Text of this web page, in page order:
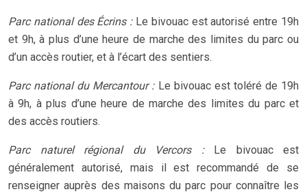
Parc national des Écrins :Le bivouac est autorisé entre 19h
et 9h, à plus d’une heure de marche des limites du parc ou
d’un accès routier, et à l’écart des sentiers.
Parc national du Mercantour :Le bivouac est toléré de 19h
à 9h, à plus d’une heure de marche des limites du parc et
des accès routiers.
Parc naturel régional du Vercors :Le bivouac est
généralement autorisé, mais il est recommandé de se
renseigner auprès des maisons du parc pour connaître les